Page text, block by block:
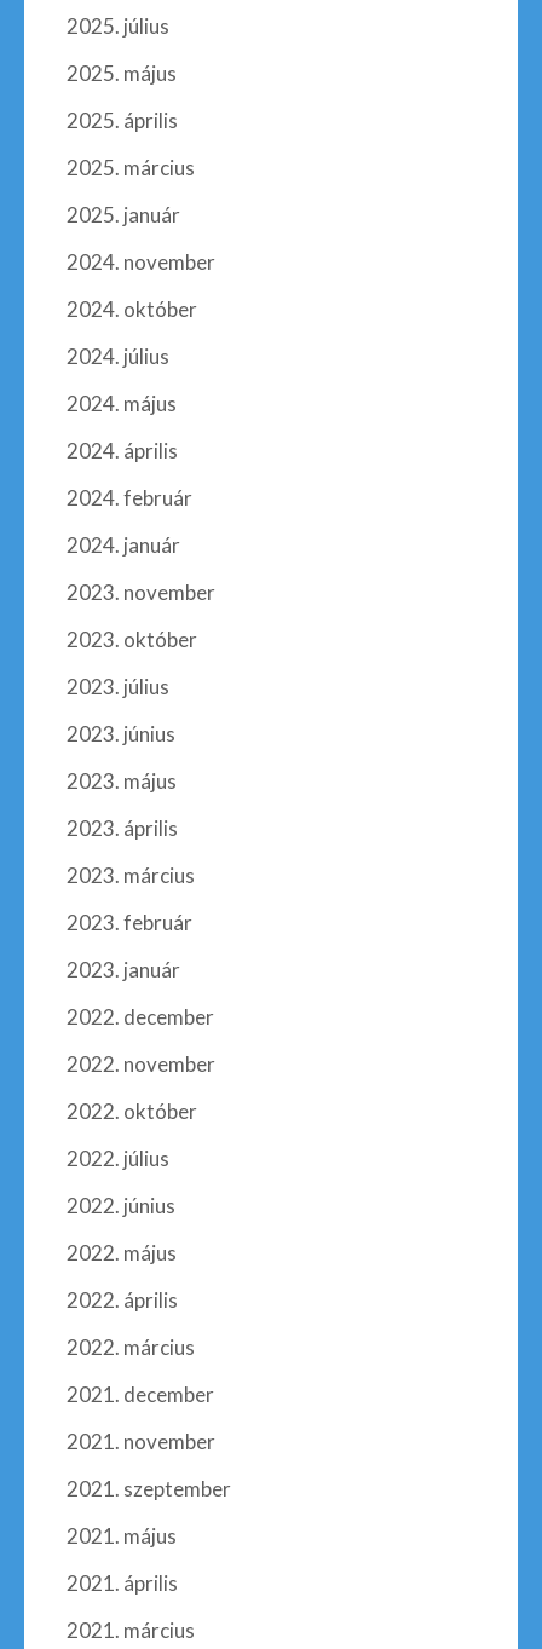
2025. július
2025. május
2025. április
2025. március
2025. január
2024. november
2024. október
2024. július
2024. május
2024. április
2024. február
2024. január
2023. november
2023. október
2023. július
2023. június
2023. május
2023. április
2023. március
2023. február
2023. január
2022. december
2022. november
2022. október
2022. július
2022. június
2022. május
2022. április
2022. március
2021. december
2021. november
2021. szeptember
2021. május
2021. április
2021. március